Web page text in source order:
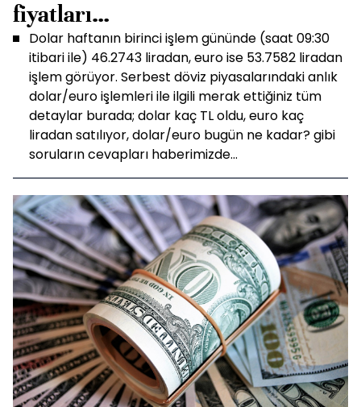
fiyatları…
Dolar haftanın birinci işlem gününde (saat 09:30
itibari ile) 46.2743 liradan, euro ise 53.7582 liradan
işlem görüyor. Serbest döviz piyasalarındaki anlık
dolar/euro işlemleri ile ilgili merak ettiğiniz tüm
detaylar burada; dolar kaç TL oldu, euro kaç
liradan satılıyor, dolar/euro bugün ne kadar? gibi
soruların cevapları haberimizde...